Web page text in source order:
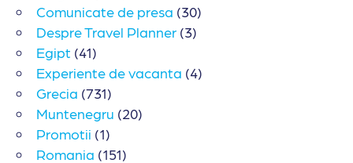
Comunicate de presa (30)
Despre Travel Planner (3)
Egipt (41)
Experiente de vacanta (4)
Grecia (731)
Muntenegru (20)
Promotii (1)
Romania (151)